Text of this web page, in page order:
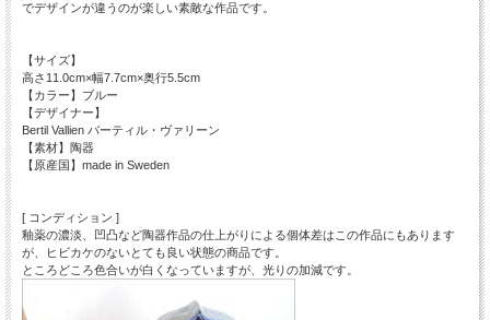
でデザインが違うのが楽しい素敵な作品です。
【サイズ】
高さ11.0cm×幅7.7cm×奥行5.5cm
【カラー】ブルー
【デザイナー】
Bertil Vallien バーティル・ヴァリーン
【素材】陶器
【原産国】made in Sweden
[ コンディション ]
釉薬の濃淡、凹凸など陶器作品の仕上がりによる個体差はこの作品にもあります
が、ヒビカケのないとても良い状態の商品です。
ところどころ色合いが白くなっていますが、光りの加減です。